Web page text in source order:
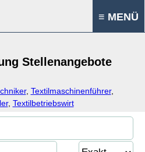
≡ MENÜ
Stellenangebote
, Textilmaschinenführer,
, Textilbetriebswirt